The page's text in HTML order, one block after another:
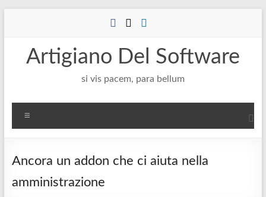
Artigiano Del Software
si vis pacem, para bellum
Ancora un addon che ci aiuta nella
amministrazione